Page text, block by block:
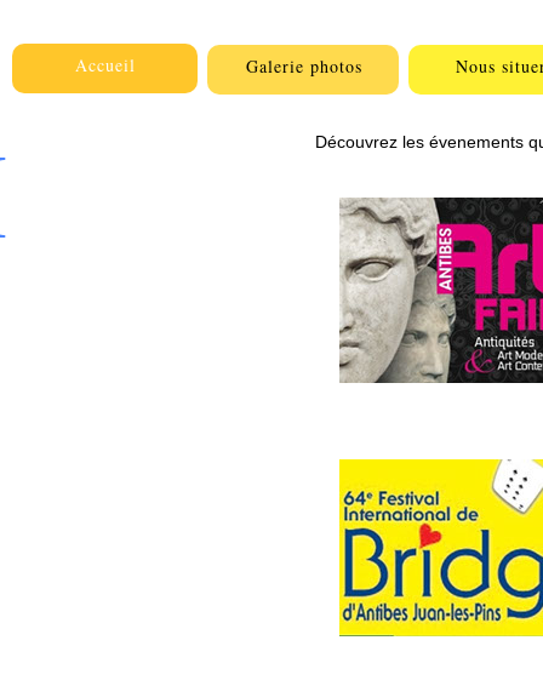
Accueil
Découvrez les évenements
Galerie photos Nous